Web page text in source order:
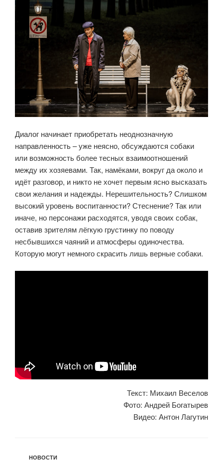
Диалог начинает приобретать неоднозначную
направленность – уже неясно, обсуждаются собаки
или возможность более тесных взаимоотношений
между их хозяевами. Так, намёками, вокруг да около и
идёт разговор, и никто не хочет первым ясно высказать
свои желания и надежды. Нерешительность? Слишком
высокий уровень воспитанности? Стеснение? Так или
иначе, но персонажи расходятся, уводя своих собак,
оставив зрителям лёгкую грустинку по поводу
несбывшихся чаяний и атмосферы одиночества.
Которую могут немного скрасить лишь верные собаки.
Текст: Михаил Веселов
Фото: Андрей Богатырев
Видео: Антон Лагутин
РУБРИКИ
НОВОСТИ